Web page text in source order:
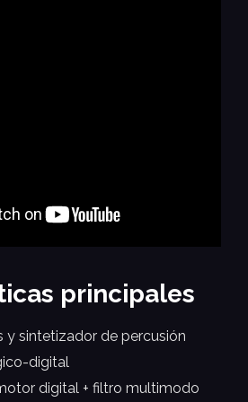
principales
y sintetizador de percusión
digital
digital + filtro multimodo